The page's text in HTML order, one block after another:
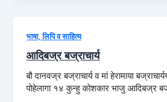
भाषा, लिपि व साहित्य
आदिबज्र बज्राचार्य
बौ दानवज्र बज्राचार्य व मां हेरामाया
पोहेलागा १४ कुन्हु कोशकार भाजु आदिबज्र